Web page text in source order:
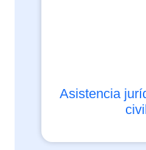
Asistencia
civil